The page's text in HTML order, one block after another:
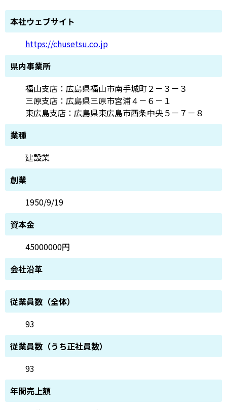
本社ウェブサイト
https://chusetsu.co.jp
県内事業所
福山支店：広島県福山市南手城町２－３－３
三原支店：広島県三原市宮浦４－６－１
東広島支店：広島県東広島市西条中央５－７－８
業種
建設業
創業
1950/9/19
資本金
45000000円
会社沿革
従業員数（全体）
93
従業員数（うち正社員数）
93
年間売上額